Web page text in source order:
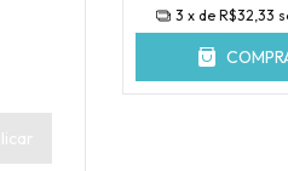
3 x de R$32,33